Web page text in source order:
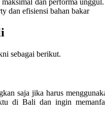
dan efisiensi bahan bakar
sebagai berikut.
saja jika harus
di Bali dan ingin